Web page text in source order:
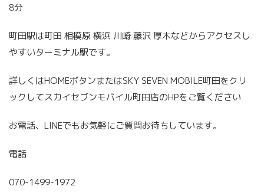
8分
町田駅は町田 相模原 横浜 川崎 藤沢 厚木などからアクセスし
やすいターミナル駅です。
詳しくはHOMEボタンまたはSKY SEVEN MOBILE町田をクリ
ックしてスカイセブンモバイル町田店のHPをご覧ください
お電話、LINEでもお気軽にご質問お待ちしています。
電話
070-1499-1972